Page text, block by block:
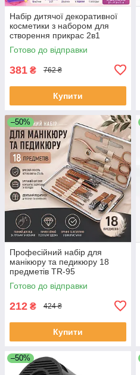
Набір дитячої декоративної
косметики з набором для
створення прикрас 2в1
MakeUp Набір для дівчаток
BC-25
Готово до відправки
381 ₴ 762 ₴
Купити
–50%
Професійний набір для
манікюру та педикюру 18
предметів TR-95
Готово до відправки
212 ₴ 424 ₴
Купити
–50%